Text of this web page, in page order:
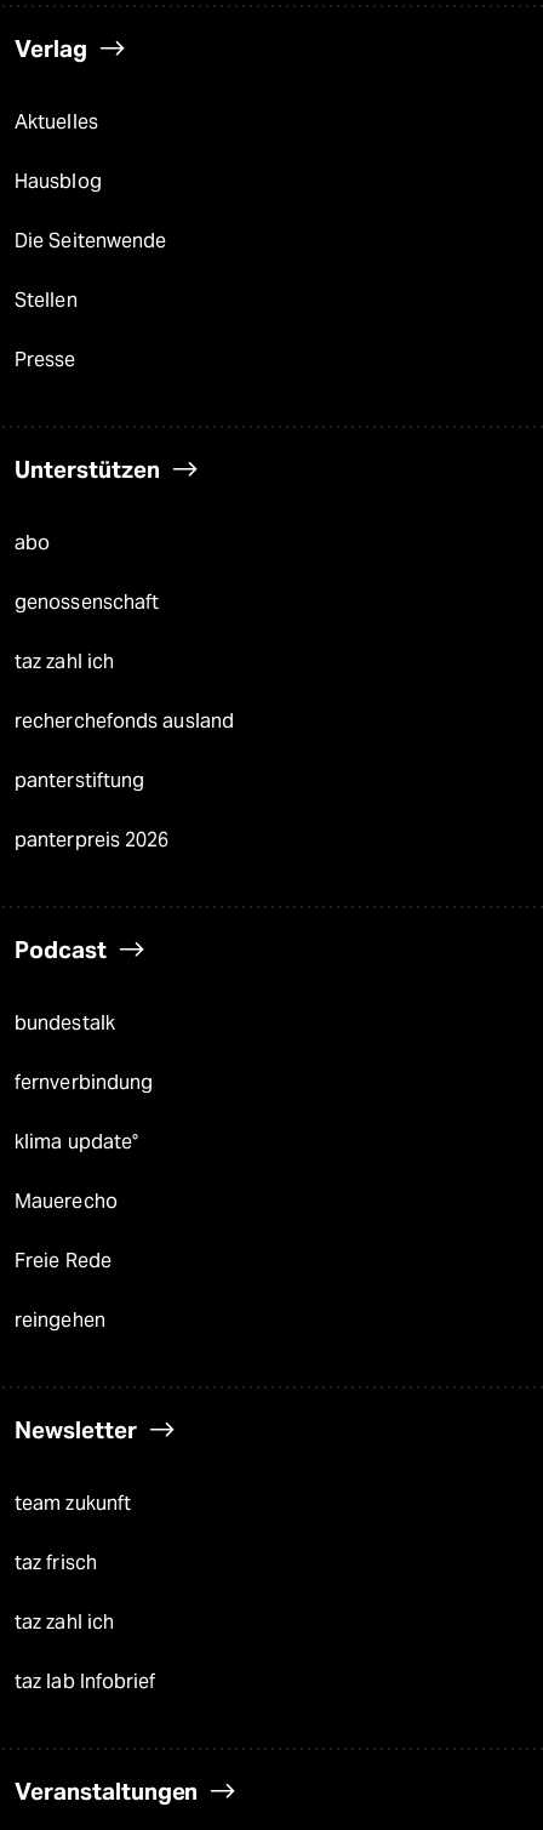
Verlag
Aktuelles
Hausblog
Die Seitenwende
Stellen
Presse
Unterstützen
abo
genossenschaft
taz zahl ich
recherchefonds ausland
panterstiftung
panterpreis 2026
Podcast
bundestalk
fernverbindung
klima update°
Mauerecho
Freie Rede
reingehen
Newsletter
team zukunft
taz frisch
taz zahl ich
taz lab Infobrief
Veranstaltungen